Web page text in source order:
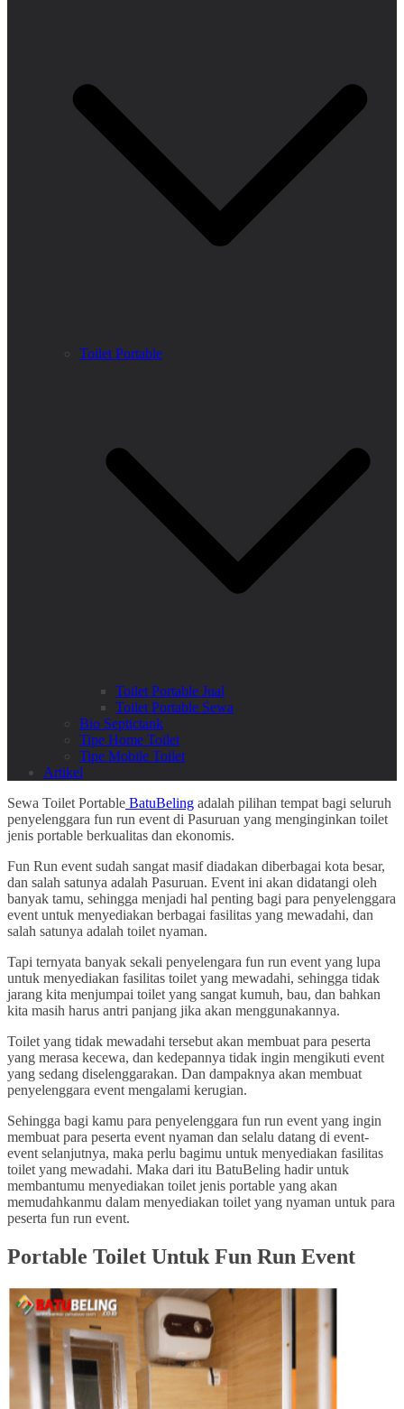
Toilet Portable
Toilet Portable Jual
Toilet Portable Sewa
Bio Septictank
Tipe Home Toilet
Tipe Mobile Toilet
Artikel
Sewa Toilet Portable BatuBeling adalah pilihan tempat bagi seluruh
penyelenggara fun run event di Pasuruan yang menginginkan toilet
jenis portable berkualitas dan ekonomis.
Fun Run event sudah sangat masif diadakan diberbagai kota besar,
dan salah satunya adalah Pasuruan. Event ini akan didatangi oleh
banyak tamu, sehingga menjadi hal penting bagi para penyelenggara
event untuk menyediakan berbagai fasilitas yang mewadahi, dan
salah satunya adalah toilet nyaman.
Tapi ternyata banyak sekali penyelengara fun run event yang lupa
untuk menyediakan fasilitas toilet yang mewadahi, sehingga tidak
jarang kita menjumpai toilet yang sangat kumuh, bau, dan bahkan
kita masih harus antri panjang jika akan menggunakannya.
Toilet yang tidak mewadahi tersebut akan membuat para peserta
yang merasa kecewa, dan kedepannya tidak ingin mengikuti event
yang sedang diselenggarakan. Dan dampaknya akan membuat
penyelenggara event mengalami kerugian.
Sehingga bagi kamu para penyelenggara fun run event yang ingin
membuat para peserta event nyaman dan selalu datang di event-
event selanjutnya, maka perlu bagimu untuk menyediakan fasilitas
toilet yang mewadahi. Maka dari itu BatuBeling hadir untuk
membantumu menyediakan toilet jenis portable yang akan
memudahkanmu dalam menyediakan toilet yang nyaman untuk para
peserta fun run event.
Portable Toilet Untuk Fun Run Event